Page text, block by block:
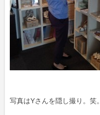
写真はYさんを隠し撮り。笑。